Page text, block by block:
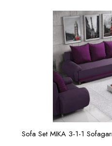
Sofa Set MIKA 3-1-1